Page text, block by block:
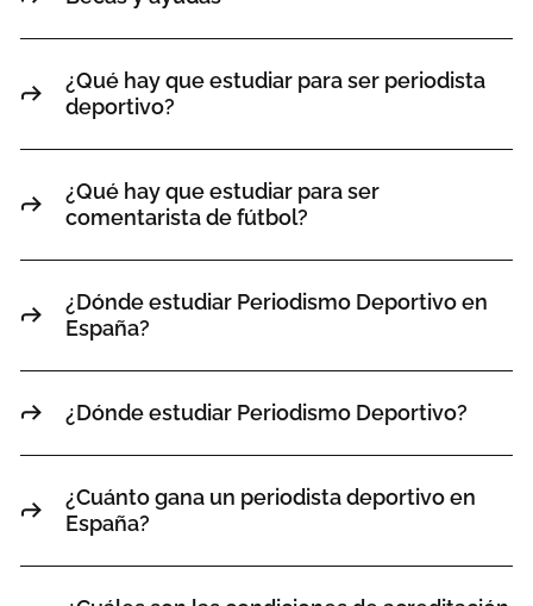
¿Qué hay que estudiar para ser periodista
deportivo?
¿Qué hay que estudiar para ser
comentarista de fútbol?
¿Dónde estudiar Periodismo Deportivo en
España?
¿Dónde estudiar Periodismo Deportivo?
¿Cuánto gana un periodista deportivo en
España?